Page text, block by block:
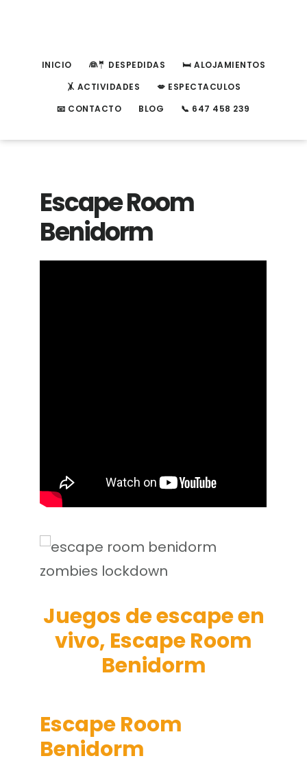
navegación
principal
contenido
INICIO 👰🤵 DESPEDIDAS
🛏️ ALOJAMIENTOS
🤸 ACTIVIDADES
💋 ESPECTACULOS
📧 CONTACTO
BLOG 📞 647 458 239
Escape Room
Benidorm
Juegos de escape en
vivo, Escape Room
Benidorm
Escape Room
Benidorm